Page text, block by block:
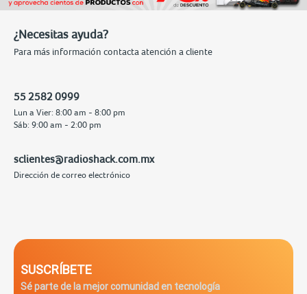
¿Necesitas ayuda?
Para más información contacta atención a cliente
55 2582 0999
Lun a Vier: 8:00 am - 8:00 pm
Sáb: 9:00 am - 2:00 pm
sclientes@radioshack.com.mx
Dirección de correo electrónico
SUSCRÍBETE
Sé parte de la mejor comunidad en tecnología